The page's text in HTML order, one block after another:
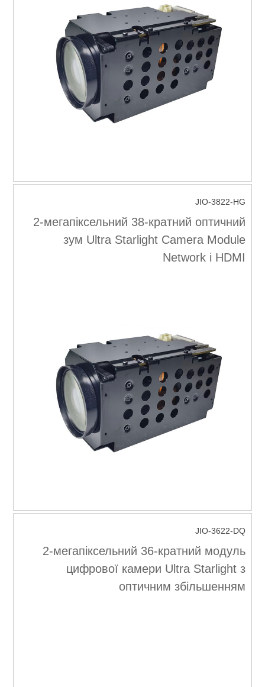
JIO-3822-HG
2-мегапіксельний 38-кратний оптичний
зум Ultra Starlight Camera Module
Network і HDMI
JIO-3622-DQ
2-мегапіксельний 36-кратний модуль
цифрової камери Ultra Starlight з
оптичним збільшенням